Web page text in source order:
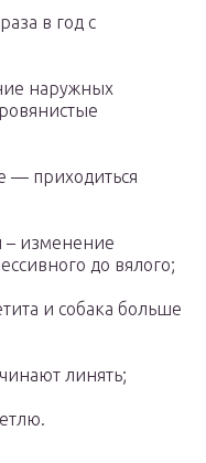
в год с
наружных
— приходиться
– изменение
до вялого;
и собака больше
линять;